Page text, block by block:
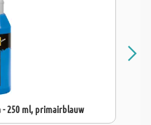
- 250 ml, primairblauw